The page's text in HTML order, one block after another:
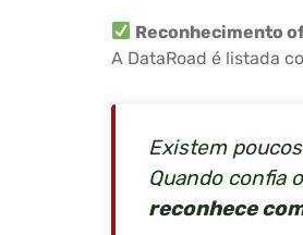
Reconhecimento
A DataRoad é listada
Existem
Quando confia
reconhece